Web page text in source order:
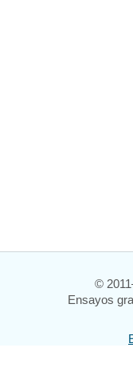
©
Ensayos